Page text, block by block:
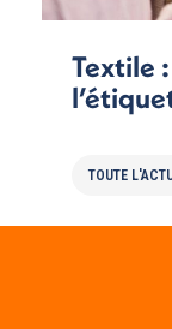
Textile
TOUTE